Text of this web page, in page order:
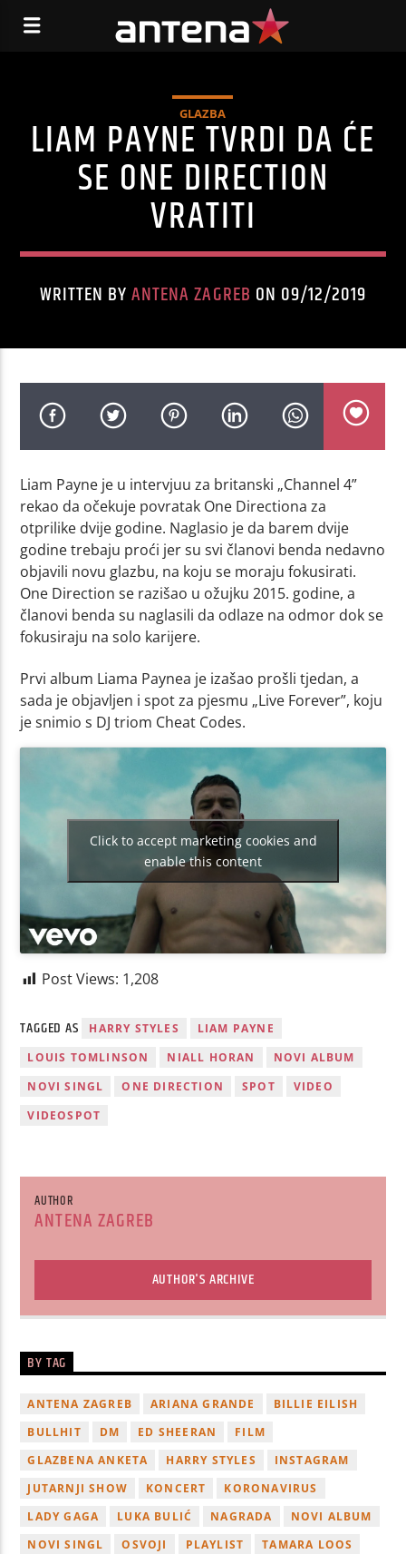
GLAZBA
LIAM PAYNE TVRDI DA ĆE
SE ONE DIRECTION
VRATITI
WRITTEN BYANTENA ZAGREB ON 09/12/2019
Liam Payne je u intervjuu za britanski „Channel 4”
rekao da očekuje povratak One Directiona za
otprilike dvije godine. Naglasio je da barem dvije
godine trebaju proći jer su svi članovi benda nedavno
objavili novu glazbu, na koju se moraju fokusirati.
One Direction se razišao u ožujku 2015. godine, a
članovi benda su naglasili da odlaze na odmor dok se
fokusiraju na solo karijere.
Prvi album Liama Paynea je izašao prošli tjedan, a
sada je objavljen i spot za pjesmu „Live Forever”, koju
je snimio s DJ triom Cheat Codes.
Click to accept marketing cookies and
enable this content
Post Views: 1,208
TAGGED AS HARRY STYLES
LIAM PAYNE
LOUIS TOMLINSON
NIALL HORAN
NOVI ALBUM
NOVI SINGL
ONE DIRECTION SPOT
VIDEO
VIDEOSPOT
AUTHOR
ANTENA ZAGREB
AUTHOR'S ARCHIVE
BY TAG
ANTENA ZAGREB ARIANA GRANDE
BILLIE EILISH
BULLHIT
DM ED SHEERAN
FILM
GLAZBENA ANKETA
HARRY STYLES
INSTAGRAM
JUTARNJI SHOW
KONCERT
KORONAVIRUS
LADY GAGA
LUKA BULIĆ NAGRADA
NOVI ALBUM
NOVI SINGL
OSVOJI PLAYLIST
TAMARA LOOS